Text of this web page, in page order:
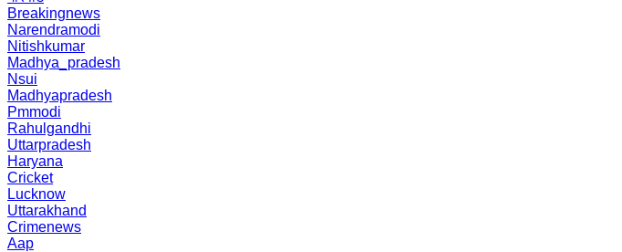
Breakingnews
Narendramodi
Nitishkumar
Madhya_pradesh
Nsui
Madhyapradesh
Pmmodi
Rahulgandhi
Uttarpradesh
Haryana
Cricket
Lucknow
Uttarakhand
Crimenews
Aap